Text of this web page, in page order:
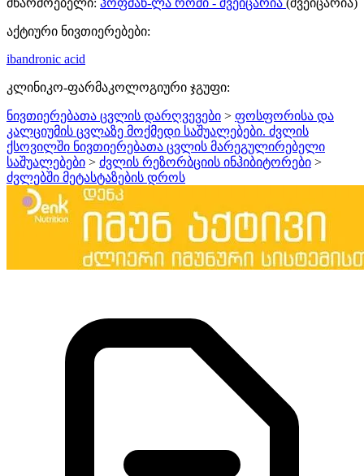
აქტიური ნივთიერებები:
ibandronic acid
კლინიკო-ფარმაკოლოგიური ჯგუფი:
ნივთიერებათა ცვლის დარღვევები > ფოსფორისა და
კალციუმის ცვლაზე მოქმედი საშუალებები. ძვლის
ქსოვილში ნივთიერებათა ცვლის მარეგულირებელი
საშუალებები > ძვლის რეზორბციის ინჰიბიტორები >
ძვლებში მეტასტაზების დროს